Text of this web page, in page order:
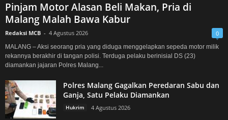
Pinjam Motor Alasan Beli Makan, Pria di
Malang Malah Bawa Kabur
Redaksi MCB - 4 Agustus 2026 0
MALANG – Aksi seorang pria yang diduga menggelapkan sepeda motor milik
rekannya berakhir di tangan polisi. Terduga pelaku berinisial DS (23)
diamankan jajaran Polres Malang...
Polres Malang Gagalkan Peredaran Sabu dan
Ganja, Satu Pelaku Diamankan
Hukrim 4 Agustus 2026